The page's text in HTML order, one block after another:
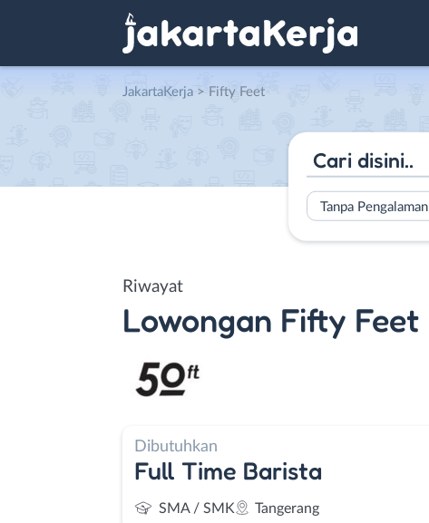
JakartaKerja > Fifty Feet
Tanpa Pengalaman
Riwayat
Lowongan Fifty Feet
Dibutuhkan
Full Time Barista
SMA / SMK Tangerang